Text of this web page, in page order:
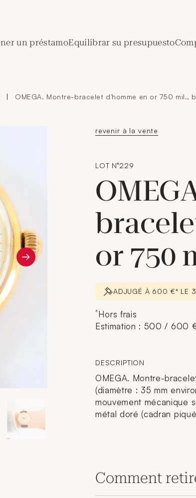
de Paris
un préstamoEquilibrar su presupuesto
| OMEGA. Montre-bracelet d'homme en or 750 mil.,
revenir à la vente
LOT N°229
or 750
ADJUGÉ À 600 €* LE
*Hors frais
Estimation : 500 / 600
DESCRIPTION
OMEGA. Montre-
(diamètre : 35 mm
mouvement mécanique
métal doré (cadran
Comment